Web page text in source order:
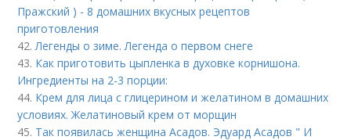
Пражский ) - 8 домашних вкусных рецептов
приготовления
42.Легенды о зиме. Легенда о первом снеге
43. Как приготовить цыпленка в духовке корнишона.
Ингредиенты на 2-3 порции:
44. Крем для лица с глицерином и желатином в домашних
условиях. Желатиновый крем от морщин
45. Так появилась женщина Асадов. Эдуард Асадов " И